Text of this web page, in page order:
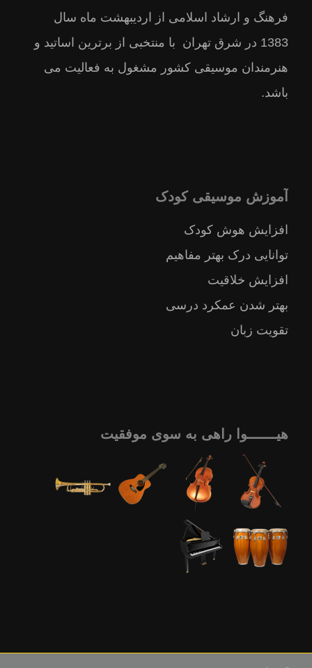
فرهنگ و ارشاد اسلامى از ارديبهشت ماه سال
1383 در شرق تهران با منتخبى از برترين اساتيد و
هنرمندان موسيقى كشور مشغول به فعالیت می
باشد.
آموزش موسیقی کودک
افزایش هوش کودک
توانایی درک بهتر مفاهیم
افزایش خلاقیت
بهتر شدن عمکرد درسی
تقویت زبان
هیـــــــوا راهی به سوی موفقیت